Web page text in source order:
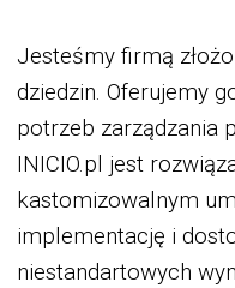
Jesteśmy firmą
dziedzin. Oferujemy
potrzeb zarządzania
INICIO.pl jest
kastomizowalnym
implementację i
niestandartowych